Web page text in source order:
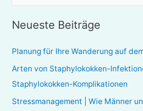
e
n
n
Neueste Beiträge
Planung für Ihre Wanderung auf
Arten von Staphylokokken-
Staphylokokken-Komplikationen
Stressmanagement | Wie Männer